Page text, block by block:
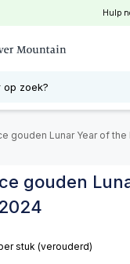
Hulp
op zoek?
gouden Lunar Year of the
beschikbaar: 23 december
gouden
stuk (verouderd)